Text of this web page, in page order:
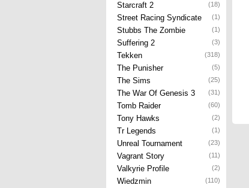
Starcraft 2 (18)
Street Racing Syndicate (1)
Stubbs The Zombie (1)
Suffering 2 (3)
Tekken (318)
The Punisher (5)
The Sims (25)
The War Of Genesis 3 (31)
Tomb Raider (60)
Tony Hawks (2)
Tr Legends (1)
Unreal Tournament (23)
Vagrant Story (11)
Valkyrie Profile (2)
Wiedzmin (110)